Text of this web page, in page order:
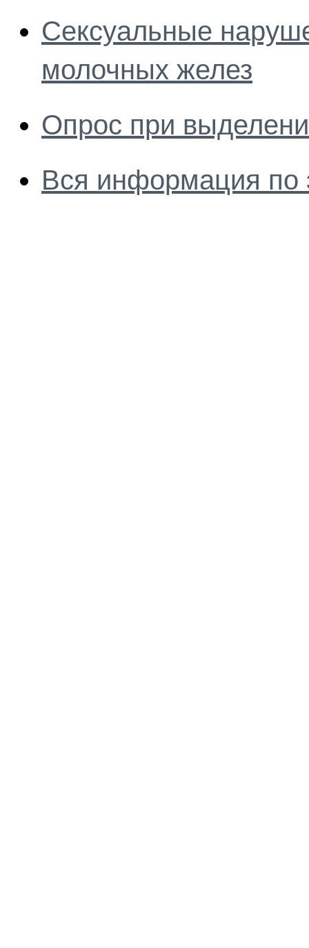
Сексуальные
молочных желез
Опрос при
Вся информация по